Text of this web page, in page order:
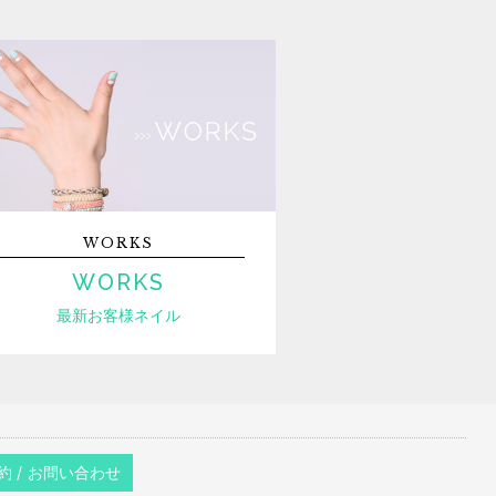
WORKS
WORKS
最新お客様ネイル
/ お問い合わせ